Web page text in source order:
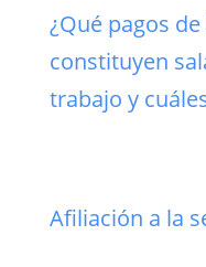
¿Qué pagos
constituyen
trabajo y
Afiliación a la